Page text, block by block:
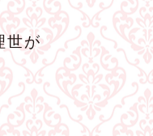
世が